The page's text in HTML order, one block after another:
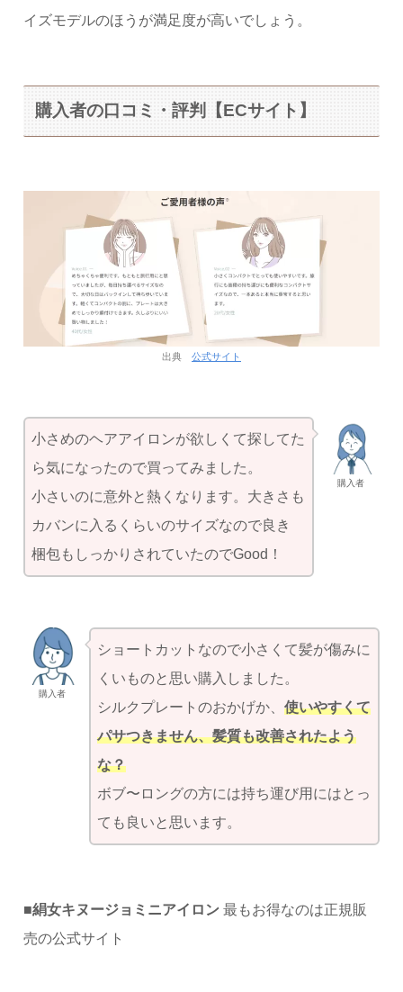
イズモデルのほうが満足度が高いでしょう。
購入者の口コミ・評判【ECサイト】
出典 公式サイト
購入者
小さめのヘアアイロンが欲しくて探してた
ら気になったので買ってみました。
小さいのに意外と熱くなります。大きさも
カバンに入るくらいのサイズなので良き
梱包もしっかりされていたのでGood！
購入者
ショートカットなので小さくて髪が傷みに
くいものと思い購入しました。
シルクプレートのおかげか、使いやすくて
パサつきません、髪質も改善されたよう
な？
ボブ〜ロングの方には持ち運び用にはとっ
ても良いと思います。
■絹女キヌージョミニアイロン 最もお得なのは正規販
売の公式サイト